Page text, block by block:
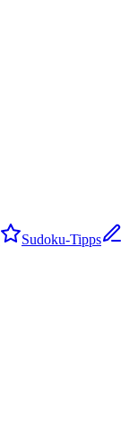
Sudoku-Tipps